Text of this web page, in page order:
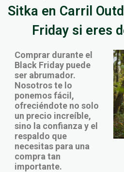
Sitka en Carril
Friday si eres
Comprar durante el
Black Friday puede
ser abrumador.
Nosotros te lo
ponemos fácil,
ofreciéndote no solo
un precio increíble,
sino la confianza y el
respaldo que
necesitas para una
compra tan
importante.